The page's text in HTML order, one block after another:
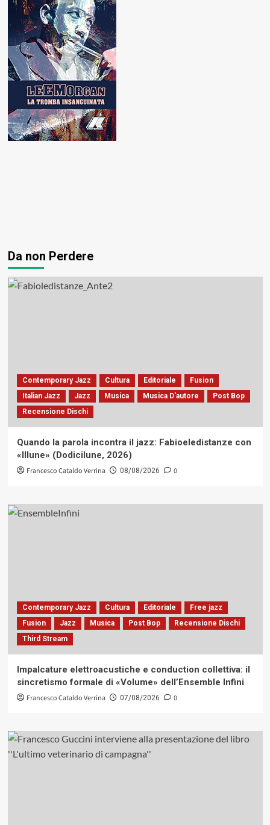
Da non Perdere
Contemporary Jazz Cultura Editoriale
Fusion
Italian Jazz
Jazz Musica Musica D'autore
Post Bop
Recensione Dischi
Quando la parola incontra il jazz: Fabioeledistanze con
«Illune» (Dodicilune, 2026)
Francesco Cataldo Verrina 08/08/2026 0
Contemporary Jazz Cultura Editoriale
Free jazz
Fusion
Jazz Musica Post Bop
Recensione Dischi
Third Stream
Impalcature elettroacustiche e conduction collettiva: il
sincretismo formale di «Volume» dell’Ensemble Infini
Francesco Cataldo Verrina 07/08/2026 0